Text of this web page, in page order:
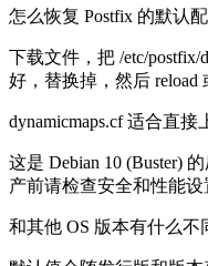
怎么恢复 Postfix 的默认
下载文件，把 /etc/postfix/
好，替换掉，然后 reload
dynamicmaps.cf 适合直接
这是 Debian 10 (Buster)
产前请检查安全和性能设
和其他 OS 版本有什么不